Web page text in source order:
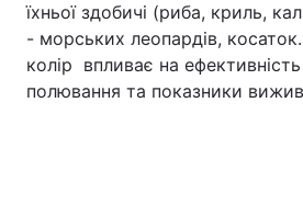
їхньої здобичі (риба, криль,
- морських леопардів,
колір впливає на ефективність
полювання та показники